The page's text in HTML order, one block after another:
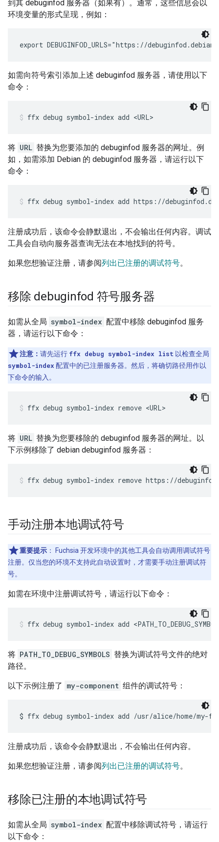
到其 debuginfod 服务器（如果有）。通常，这些信息会以
环境变量的形式呈现，例如：
如需向符号索引添加上述 debuginfod 服务器，请使用以下
命令：
ffx debug symbol-index add <URL>
将 URL 替换为您要添加的 debuginfod 服务器的网址。例
如，如需添加 Debian 的 debuginfod 服务器，请运行以下
命令：
ffx debug symbol-index add https://
注册成功后，该命令会静默退出，不会输出任何内容。调试
工具会自动向服务器查询无法在本地找到的符号。
如果您想验证注册，请参阅列出已注册的调试符号。
移除 debuginfod 符号服务器
如需从全局 symbol-index 配置中移除 debuginfod 服务
器，请运行以下命令：
注意： 请先运行 ffx debug symbol-index list 以检查全局
symbol-index 配置中的已注册服务器。然后，将确切路径用作以
下命令的输入。
ffx debug symbol-index remove <URL>
将 URL 替换为您要移除的 debuginfod 服务器的网址。以
下示例移除了 debian debuginfod 服务器：
ffx debug symbol-index remove https://
手动注册本地调试符号
重要提示 ：
Fuchsia 开发环境中的其他工具会自动调用调试符号
注册。仅当您的环境不支持此自动设置时，才需要手动注册调试符
号。
如需在环境中注册调试符号，请运行以下命令：
ffx debug symbol-index add
将 PATH_TO_DEBUG_SYMBOLS 替换为调试符号文件的绝对
路径。
以下示例注册了 my-component 组件的调试符号：
注册成功后，该命令会静默退出，不会输出任何内容。
如果您想验证注册，请参阅列出已注册的调试符号。
移除已注册的本地调试符号
如需从全局 symbol-index 配置中移除调试符号，请运行
以下命令：